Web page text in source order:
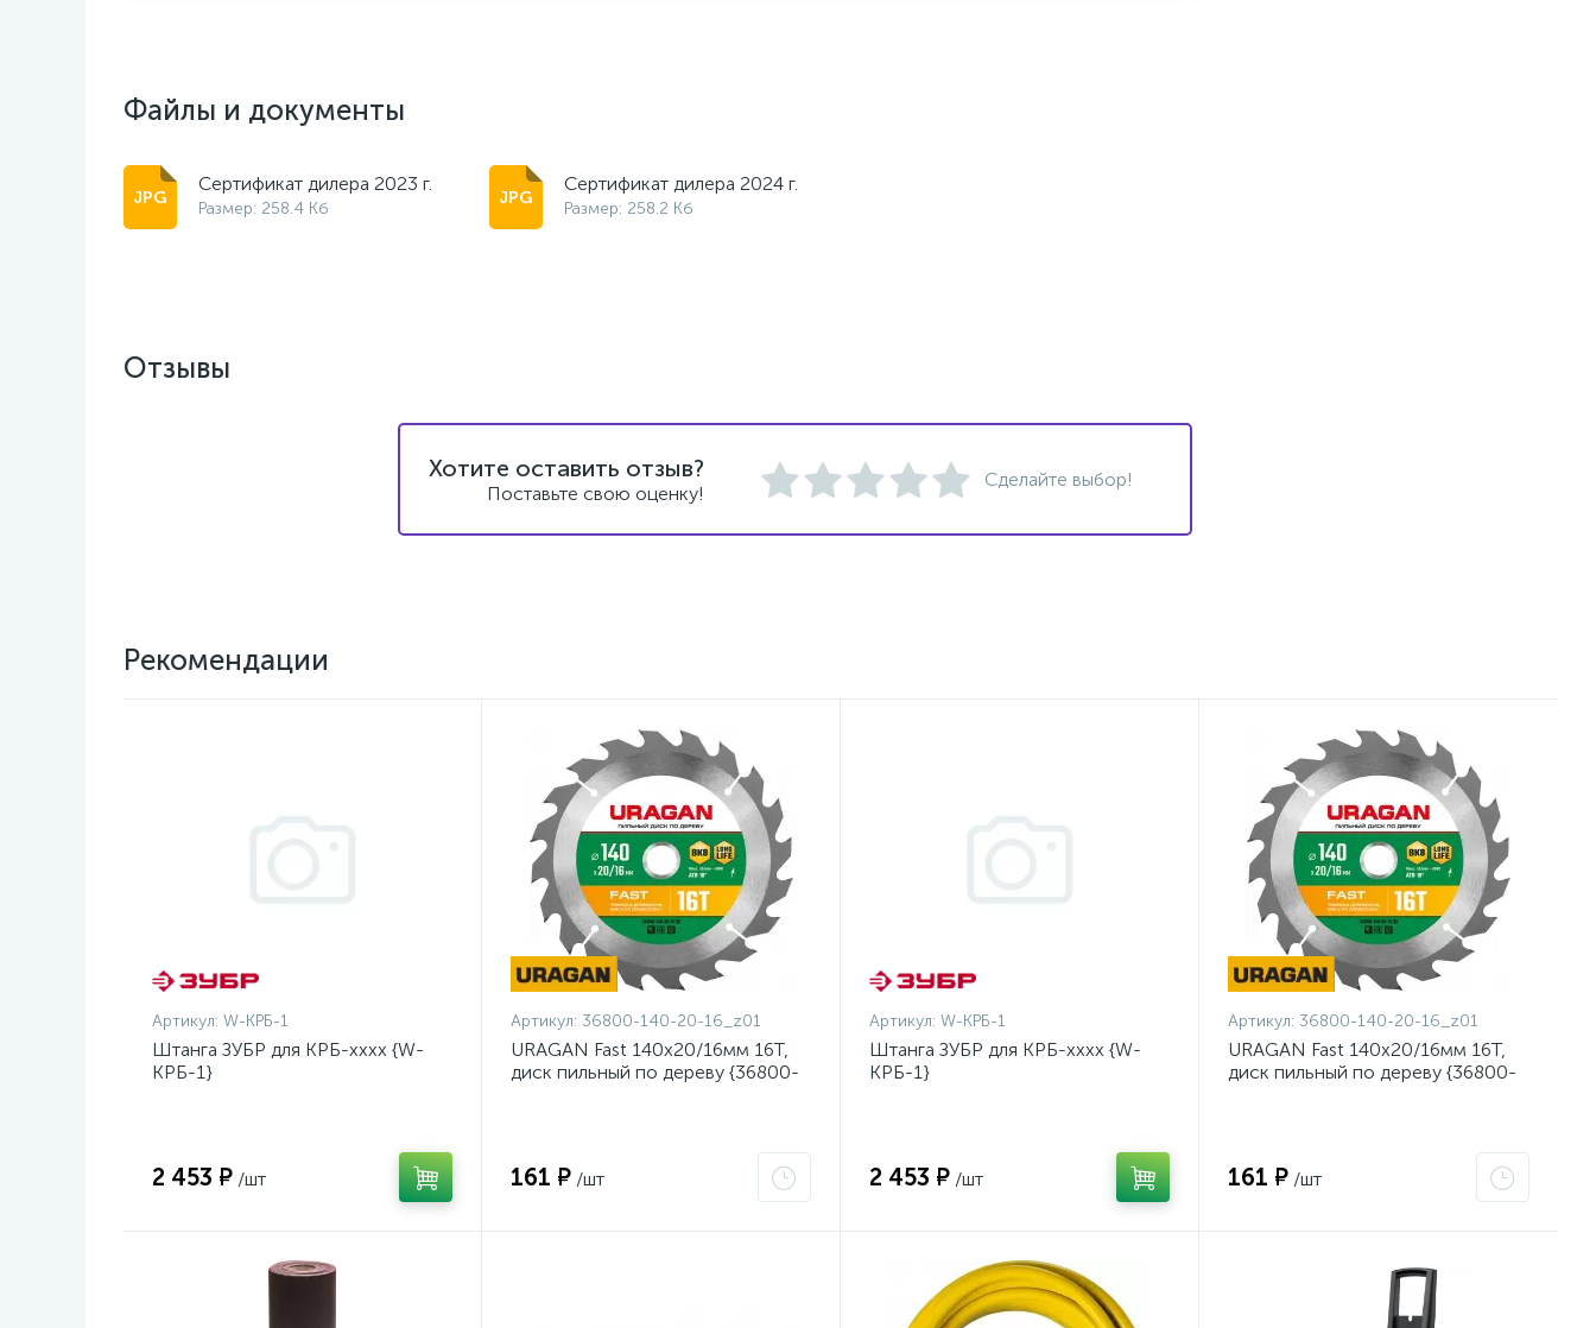
Файлы и документы
Сертификат дилера 2023 г.
Размер: 258.4 Кб
Сертификат дилера 2024 г.
Размер: 258.2 Кб
Отзывы
Хотите оставить отзыв?
Поставьте свою оценку!
Сделайте выбор!
Рекомендации
Артикул: W-КРБ-1
Штанга ЗУБР для КРБ-хххх {W-
КРБ-1}
2 453 ₽ /шт
Артикул: 36800-140-20-16_z01
URAGAN Fast 140x20/16мм 16Т,
диск пильный по дереву {36800-
161 ₽ /шт
Артикул: W-КРБ-1
Штанга ЗУБР для КРБ-хххх {W-
КРБ-1}
2 453 ₽ /шт
Артикул: 36800-140-20-16_z01
URAGAN Fast 140x20/16мм 16Т,
диск пильный по дереву {36800-
161 ₽ /шт